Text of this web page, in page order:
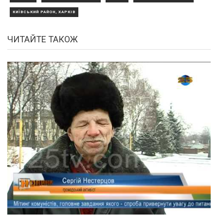
КИЇВСЬКИЙ РАЙОН, ХАРКІВ
ЧИТАЙТЕ ТАКОЖ